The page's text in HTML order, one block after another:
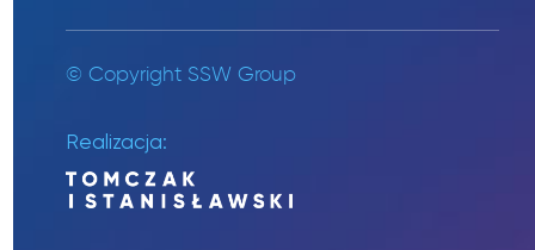
© Copyright SSW Group
Realizacja: